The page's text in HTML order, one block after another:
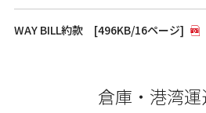
WAY BILL約款 [496KB/16ページ]
倉庫・港湾